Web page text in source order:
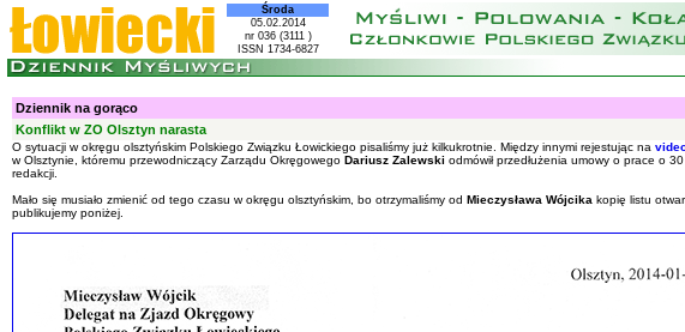
Środa
05.02.2014
nr 036 (3111 )
ISSN 1734-6827
Dziennik na gorąco
Konflikt w ZO Olsztyn narasta
O sytuacji w okręgu olsztyńskim Polskiego Związku Łowickiego pisaliśmy już kilkukrotnie. Między innymi rejestując na
w Olsztynie, któremu przewodniczący Zarządu Okręgowego Dariusz Zalewski odmówił przedłużenia umowy o prace o
redakcji.
Mało się musiało zmienić od tego czasu w okręgu olsztyńskim, bo otrzymaliśmy od Mieczysława Wójcika kopię listu
publikujemy poniżej.